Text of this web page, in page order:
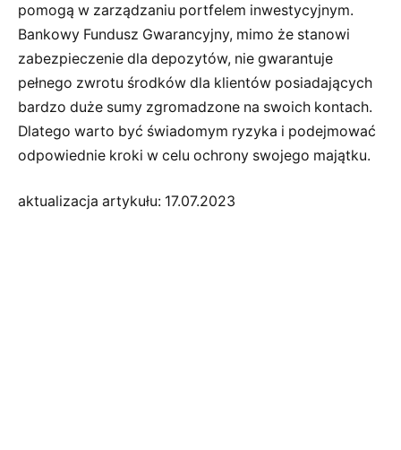
pomogą w zarządzaniu portfelem inwestycyjnym.
Bankowy Fundusz Gwarancyjny, mimo że stanowi
zabezpieczenie dla depozytów, nie gwarantuje
pełnego zwrotu środków dla klientów posiadających
bardzo duże sumy zgromadzone na swoich kontach.
Dlatego warto być świadomym ryzyka i podejmować
odpowiednie kroki w celu ochrony swojego majątku.
aktualizacja artykułu: 17.07.2023